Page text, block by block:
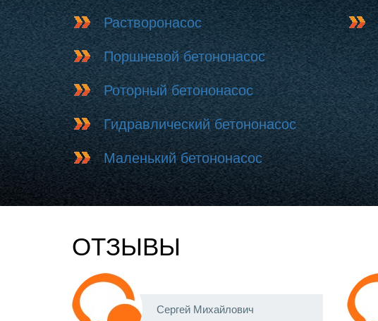
Растворонасос
Поршневой бетононасос
Роторный бетононасос
Гидравлический бетононасос
Маленький бетононасос
ОТЗЫВЫ
Сергей Михайлович